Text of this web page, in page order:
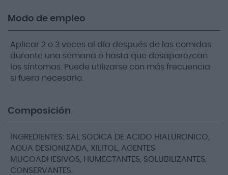
Modo de empleo
Aplicar 2 o 3 veces al día después de las comidas
durante una semana o hasta que desaparezcan
los síntomas. Puede utilizarse con más frecuencia
si fuera necesario.
Composición
INGREDIENTES: SAL SODICA DE ACIDO HIALURONICO,
AGUA DESIONIZADA, XILITOL, AGENTES
MUCOADHESIVOS, HUMECTANTES, SOLUBILIZANTES,
CONSERVANTES.